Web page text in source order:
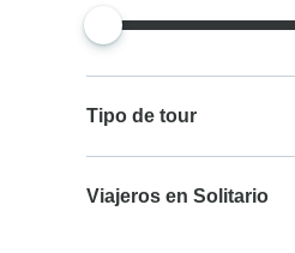
Tipo de tour
Viajeros en Solitario